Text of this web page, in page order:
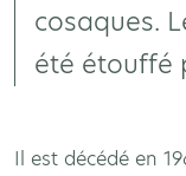
cosaques.
été étouffé
Il est décédé en